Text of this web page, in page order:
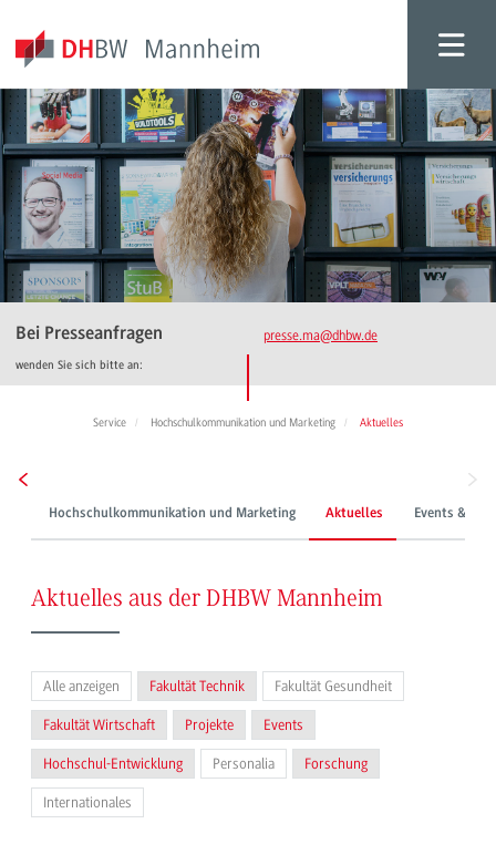
Bei Presseanfragen
wenden Sie sich bitte an:
presse.ma@dhbw.de
Service Hochschulkommunikation und Marketing Aktuelles
Hochschulkommunikation und Marketing Aktuelles Events &
Aktuelles aus der DHBW Mannheim
Alle anzeigen Fakultät Technik Fakultät Gesundheit
Fakultät Wirtschaft Projekte Events
Hochschul-Entwicklung Personalia Forschung
Internationales